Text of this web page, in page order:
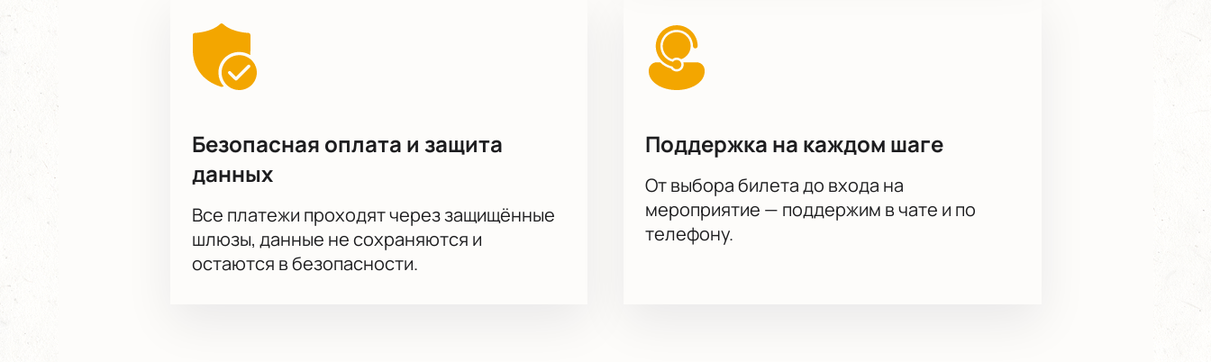
Безопасная оплата и защита
данных
Все платежи проходят через защищённые
шлюзы, данные не сохраняются и
остаются в безопасности.
Поддержка на каждом шаге
От выбора билета до входа на
мероприятие — поддержим в чате и по
телефону.